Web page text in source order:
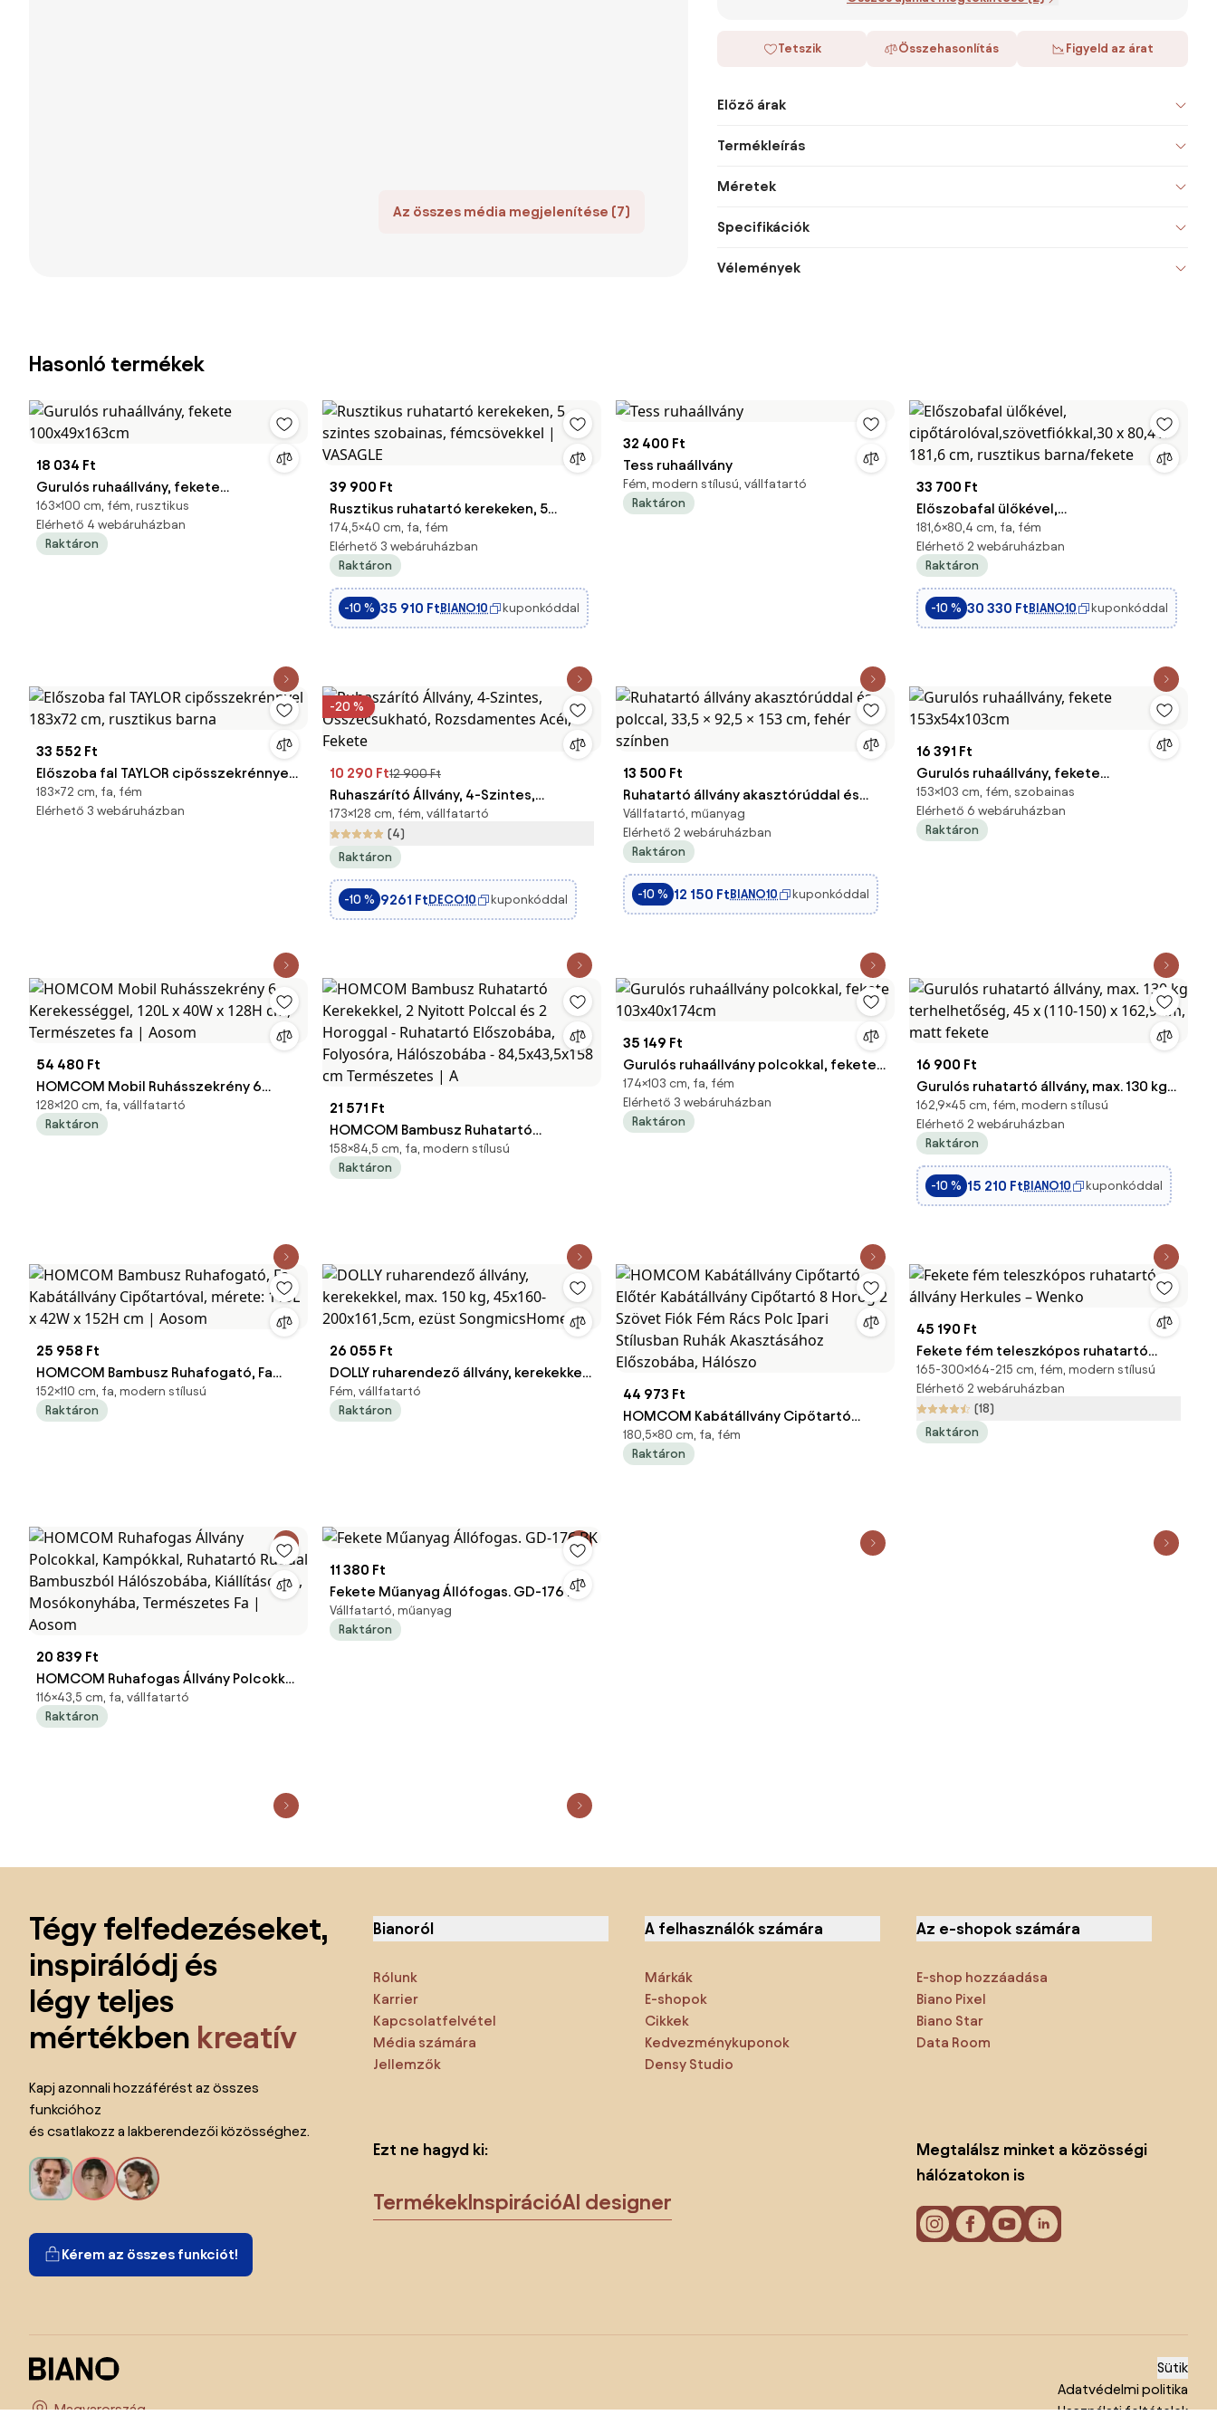
Az összes média megjelenítése (7)
Tetszik Összehasonlítás Figyeld az árat
Előző árak
Termékleírás
Méretek
Specifikációk
Vélemények
Hasonló termékek
18 034 Ft
Gurulós ruhaállvány, fekete
100x49x163cm
163×100 cm, fém, rusztikus
Elérhető 4 webáruházban
Raktáron
39 900 Ft
Rusztikus ruhatartó kerekeken, 5
szintes szobainas, fémcsövekkel |
VASAGLE
174,5×40 cm, fa, fém
Elérhető 3 webáruházban
Raktáron
-10 % 35 910 FtBIANO10 kuponkóddal
32 400 Ft
Tess ruhaállvány
Fém, modern stílusú, vállfatartó
Raktáron
33 700 Ft
Előszobafal ülőkével,
cipőtárolóval,szövetfiókkal,30 x 80,4 x
181,6 cm, rusztikus barna/fekete
181,6×80,4 cm, fa, fém
Elérhető 2 webáruházban
Raktáron
-10 % 30 330 FtBIANO10 kuponkóddal
33 552 Ft
Előszoba fal TAYLOR cipősszekrénnyel
183x72 cm, rusztikus barna
183×72 cm, fa, fém
Elérhető 3 webáruházban
-20 %
10 290 Ft12 900 Ft
Ruhaszárító Állvány, 4-Szintes,
Összecsukható, Rozsdamentes Acél,
Fekete
173×128 cm, fém, vállfatartó
(4)
Raktáron
-10 % 9261 FtDECO10 kuponkóddal
13 500 Ft
Ruhatartó állvány akasztórúddal és
polccal, 33,5 × 92,5 × 153 cm, fehér
színben
Vállfatartó, műanyag
Elérhető 2 webáruházban
Raktáron
-10 % 12 150 FtBIANO10 kuponkóddal
16 391 Ft
Gurulós ruhaállvány, fekete
153x54x103cm
153×103 cm, fém, szobainas
Elérhető 6 webáruházban
Raktáron
54 480 Ft
HOMCOM Mobil Ruhásszekrény 6
Kerekességgel, 120L x 40W x 128H cm,
Természetes fa | Aosom
128×120 cm, fa, vállfatartó
Raktáron
21 571 Ft
HOMCOM Bambusz Ruhatartó
Kerekekkel, 2 Nyitott Polccal és 2
Horoggal - Ruhatartó Előszobába,
158×84,5 cm, fa, modern stílusú
Raktáron
35 149 Ft
Gurulós ruhaállvány polcokkal, fekete
103x40x174cm
174×103 cm, fa, fém
Elérhető 3 webáruházban
Raktáron
16 900 Ft
Gurulós ruhatartó állvány, max. 130 kg
terhelhetőség, 45 x (110-150) x 162,9
cm, matt fekete
162,9×45 cm, fém, modern stílusú
Elérhető 2 webáruházban
Raktáron
-10 % 15 210 FtBIANO10 kuponkóddal
25 958 Ft
HOMCOM Bambusz Ruhafogató, Fa
Kabátállvány Cipőtartóval, mérete:
110L x 42W x 152H cm | Aosom
152×110 cm, fa, modern stílusú
Raktáron
26 055 Ft
DOLLY ruharendező állvány, kerekekkel,
max. 150 kg, 45x160-200x161,5cm,
ezüst SongmicsHome
Fém, vállfatartó
Raktáron
44 973 Ft
HOMCOM Kabátállvány Cipőtartó
Előtér Kabátállvány Cipőtartó 8 Horog
2 Szövet Fiók Fém Rács Polc Ipari
180,5×80 cm, fa, fém
Raktáron
45 190 Ft
Fekete fém teleszkópos ruhatartó
állvány Herkules – Wenko
165-300×164-215 cm, fém, modern stílusú
Elérhető 2 webáruházban
(18)
Raktáron
20 839 Ft
HOMCOM Ruhafogas Állvány Polcokkal,
Kampókkal, Ruhatartó Rúddal
Bambuszból Hálószobába,
116×43,5 cm, fa, vállfatartó
Raktáron
11 380 Ft
Fekete Műanyag Állófogas. GD-176 BK
Vállfatartó, műanyag
Raktáron
Tégy felfedezéseket,
inspirálódj és
légy teljes
mértékben kreatív
Kapj azonnali hozzáférést az összes
funkcióhoz
és csatlakozz a lakberendezői közösséghez.
Kérem az összes funkciót!
Bianoról
Rólunk
Karrier
Kapcsolatfelvétel
Média számára
Jellemzők
A felhasználók számára
Márkák
E-shopok
Cikkek
Kedvezménykuponok
Densy Studio
Az e-shopok számára
E-shop hozzáadása
Biano Pixel
Biano Star
Data Room
Ezt ne hagyd ki:
TermékekInspirációAI designer
Megtalálsz minket a közösségi
hálózatokon is
Sütik
Adatvédelmi politika
Használati feltételek